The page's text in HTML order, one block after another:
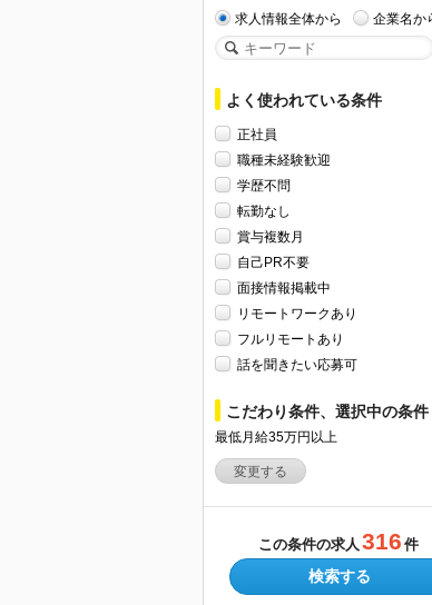
求人情報全体から 企業名か
よく使われている条件
正社員
職種未経験歓迎
学歴不問
転勤なし
賞与複数月
自己PR不要
面接情報掲載中
リモートワークあり
フルリモートあり
話を聞きたい応募可
こだわり条件、選択中の条件
最低月給35万円以上
変更する
この条件の求人 316 件
検索する